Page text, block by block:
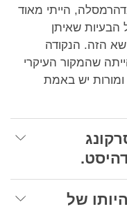
הייתי מאוד
שאיתן
הזה. הנקודה
שהמקור העיקרי
יש באמת
של